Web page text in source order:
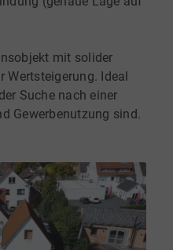
mit solider
Wertsteigerung. Ideal
Suche nach einer
Gewerbenutzung sind.